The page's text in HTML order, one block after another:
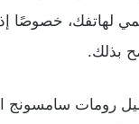
لهاتفك، خصوصًا
بذلك.
رومات سامسونج